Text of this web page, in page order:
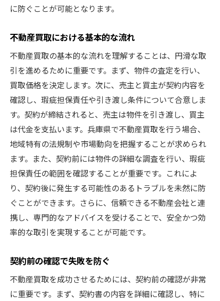
に防ぐことが可能となります。
不動産買取における基本的な流れ
不動産買取の基本的な流れを理解することは、円滑な取
引を進めるために重要です。まず、物件の査定を行い、
買取価格を決定します。次に、売主と買主が契約内容を
確認し、瑕疵担保責任や引き渡し条件について合意しま
す。契約が締結されると、売主は物件を引き渡し、買主
は代金を支払います。兵庫県で不動産買取を行う場合、
地域特有の法規制や市場動向を把握することが求められ
ます。また、契約前には物件の詳細な調査を行い、瑕疵
担保責任の範囲を確認することが重要です。これによ
り、契約後に発生する可能性のあるトラブルを未然に防
ぐことができます。さらに、信頼できる不動産会社と連
携し、専門的なアドバイスを受けることで、安全かつ効
率的な取引を実現することが可能です。
契約前の確認で失敗を防ぐ
不動産買取を成功させるためには、契約前の確認が非常
に重要です。まず、契約書の内容を詳細に確認し、特に